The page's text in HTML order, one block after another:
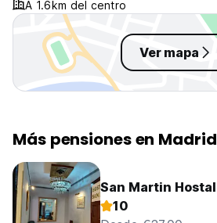
A 1.6km del centro
Ver mapa
Más pensiones en Madrid
San Martin Hostal
10